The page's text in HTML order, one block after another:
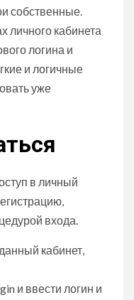
собственные.
личного кабинета
логина и
и логичные
уже
в личный
входа.
кабинет,
и ввести логин и